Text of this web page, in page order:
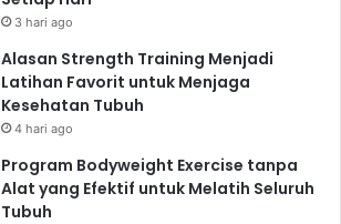
3 hari ago
Alasan Strength Training Menjadi
Latihan Favorit untuk Menjaga
Kesehatan Tubuh
4 hari ago
Program Bodyweight Exercise tanpa
Alat yang Efektif untuk Melatih Seluruh
Tubuh